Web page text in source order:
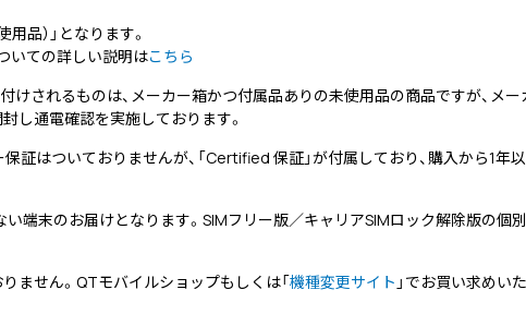
品）」となります。
ての詳しい説明はこちら
付けされるものは、メーカー箱かつ付属品ありの未使用品の商品ですが、メ
し通電確認を実施しております。
保証はついておりませんが、「Certified 保証」が付属しており、購入から1
い端末のお届けとなります。SIMフリー版／キャリアSIMロック解除版の個
ません。QTモバイルショップもしくは「機種変更サイト 」でお買い求めい